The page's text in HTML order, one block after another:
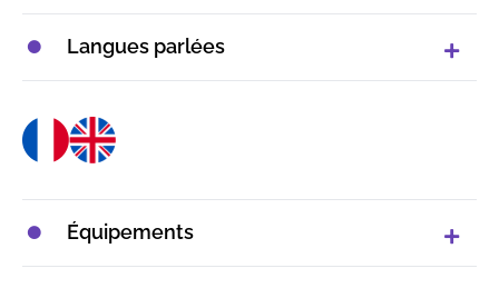
Langues parlées
Équipements